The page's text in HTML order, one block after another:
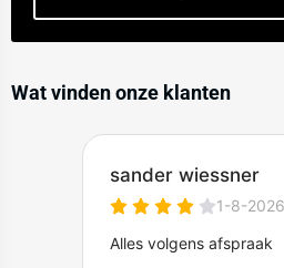
Betonnen aanrijdbeveiliging:
aanrijdbeveiligingkan worden
het begin- en/of eindstuk.
1003 of in een RAL kleur naar
verharding)
Wat vinden onze klanten